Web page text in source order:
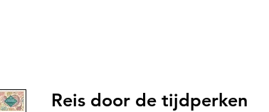
Reis door de tijdperken